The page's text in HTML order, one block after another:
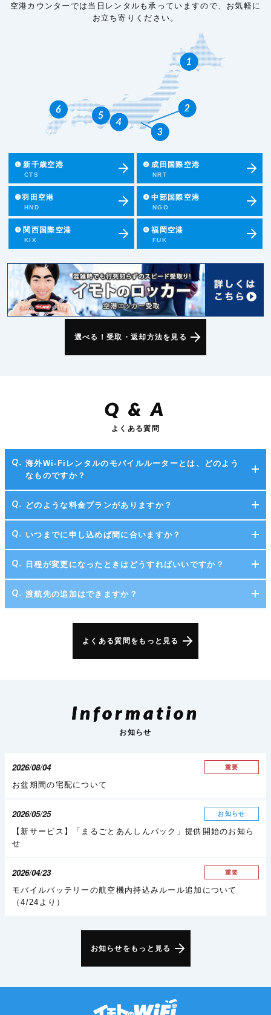
空港カウンターでは当日レンタルも承っていますので、お気軽に
お立ち寄りください。
❶ 新千歳空港
CTS
❷ 成田国際空港
NRT
❸羽田空港
HND
❹ 中部国際空港
NGO
❺ 関西国際空港
KIX
❻ 福岡空港
FUK
選べる！受取・返却方法を見る
Q &A
よくある質問
海外Wi-Fiレンタルのモバイルルーターとは、どのよう
なものですか？
どのような料金プランがありますか？
いつまでに申し込めば間に合いますか？
日程が変更になったときはどうすればいいですか？
渡航先の追加はできますか？
よくある質問をもっと見る
Information
お知らせ
2026/08/04 重要
お盆期間の宅配について
2026/05/25 お知らせ
【新サービス】「まるごとあんしんパック」提供開始のお知ら
せ
2026/04/23 重要
モバイルバッテリーの航空機内持込みルール追加について
（4/24より）
お知らせをもっと見る